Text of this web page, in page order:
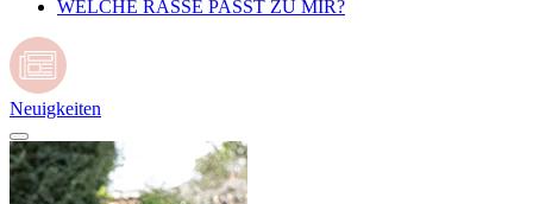
WELCHE RASSE PASST ZU MIR?
Neuigkeiten